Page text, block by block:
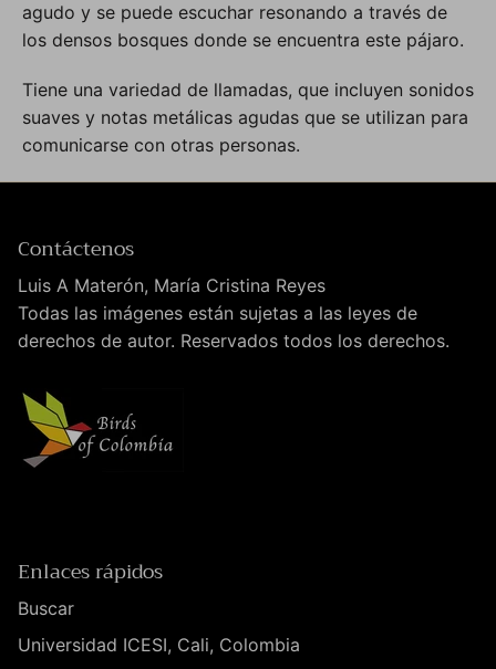
agudo y se puede escuchar resonando a través de
los densos bosques donde se encuentra este pájaro.
Tiene una variedad de llamadas, que incluyen sonidos
suaves y notas metálicas agudas que se utilizan para
comunicarse con otras personas.
Contáctenos
Luis A Materón, María Cristina Reyes
Todas las imágenes están sujetas a las leyes de
derechos de autor. Reservados todos los derechos.
Enlaces rápidos
Buscar
Universidad ICESI, Cali, Colombia